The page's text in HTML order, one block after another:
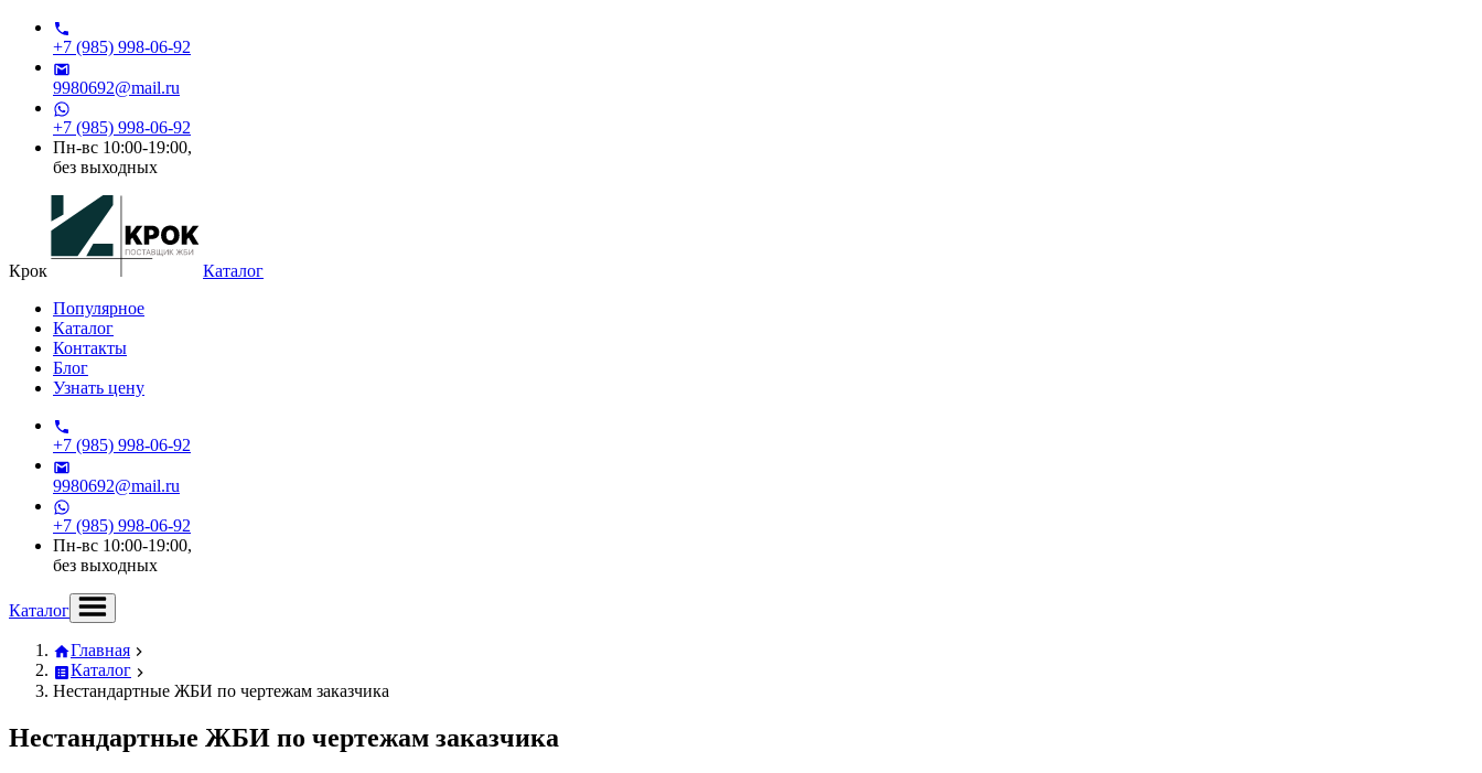
+7 (985) 998-06-92
9980692@mail.ru
+7 (985) 998-06-92
Пн-вс 10:00-19:00,
без выходных
Крок
Каталог
Популярное
Каталог
Контакты
Блог
Узнать цену
+7 (985) 998-06-92
9980692@mail.ru
+7 (985) 998-06-92
Пн-вс 10:00-19:00,
без выходных
Каталог
Главная
Каталог
Нестандартные ЖБИ по чертежам заказчика
Нестандартные ЖБИ по чертежам заказчика